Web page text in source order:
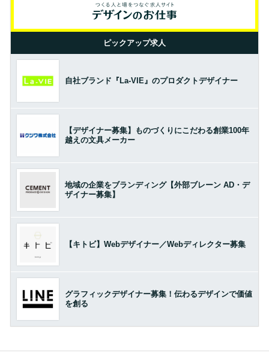
ピックアップ求人
自社ブランド『La-VIE』のプロダクトデザイナー
【デザイナー募集】ものづくりにこだわる創業100年
越えの文具メーカー
地域の企業をブランディング【外部ブレーン AD・デ
ザイナー募集】
【キトビ】Webデザイナー／Webディレクター募集
グラフィックデザイナー募集！伝わるデザインで価値
を創る